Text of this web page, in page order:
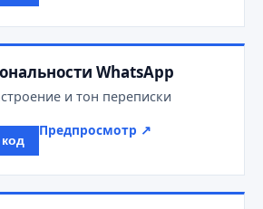
WhatsApp
и тон переписки
Предпросмотр ↗